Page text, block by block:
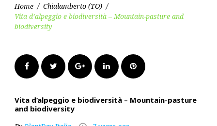
Home / Chialamberto (TO) /
Vita d’alpeggio e biodiversità – Mountain-pasture and
biodiversity
FacebookTwitter Google+LinkedInPinterest
Vita d’alpeggio e biodiversità – Mountain-pasture
and biodiversity